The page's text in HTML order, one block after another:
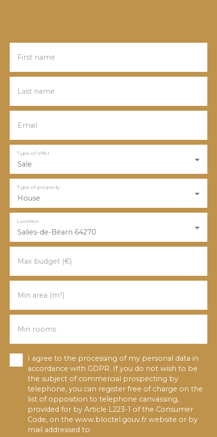
First name
Last name
Email
Sale
Type of offer
House
Type of property
Salies-de-Béarn 64270
Location
Max budget (€)
Min area (m²)
Min rooms
I agree to the processing of my personal data in
accordance with GDPR. If you do not wish to be
the subject of commercial prospecting by
telephone, you can register free of charge on the
list of opposition to telephone canvassing,
provided for by Article L223-1 of the Consumer
Code, on the www.bloctel.gouv.fr website or by
mail addressed to: